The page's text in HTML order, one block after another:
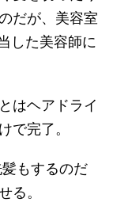
だが、美容室
した美容師に
はヘアドライ
で完了。
もするのだ
る。